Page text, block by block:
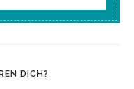
DICH?